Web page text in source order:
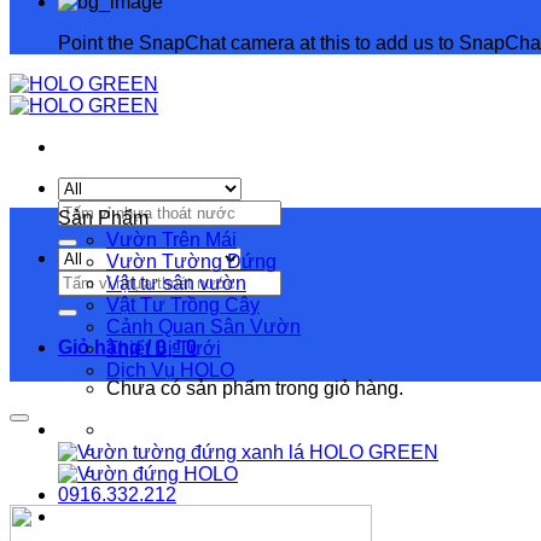
Point the SnapChat camera at this to add us to
Giỏ hàng / 0₫ 0
Chưa có sản phẩm trong giỏ hàng.
0916.332.212
Sản Phẩm
Vườn Trên Mái
Vườn Tường Đứng
Vật tư sân vườn
Vật Tư Trồng Cây
Cảnh Quan Sân Vườn
Thiết Bị Tưới
Dịch Vụ HOLO